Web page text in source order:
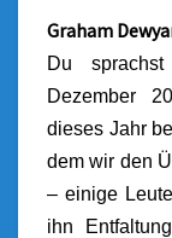
Graham
Du
Dezember
dieses Jahr
dem wir den
– einige
ihn